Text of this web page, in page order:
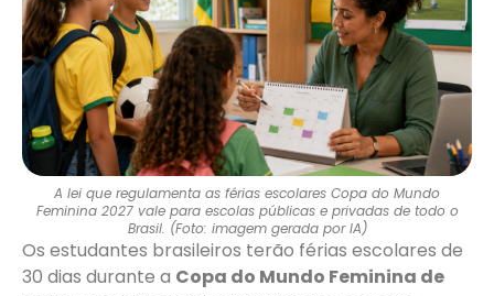
A lei que regulamenta as férias escolares Copa do Mundo
Feminina 2027 vale para escolas públicas e privadas de todo o
Brasil. (Foto: imagem gerada por IA)
Os estudantes brasileiros terão férias escolares de
30 dias durante a Copa do Mundo Feminina de